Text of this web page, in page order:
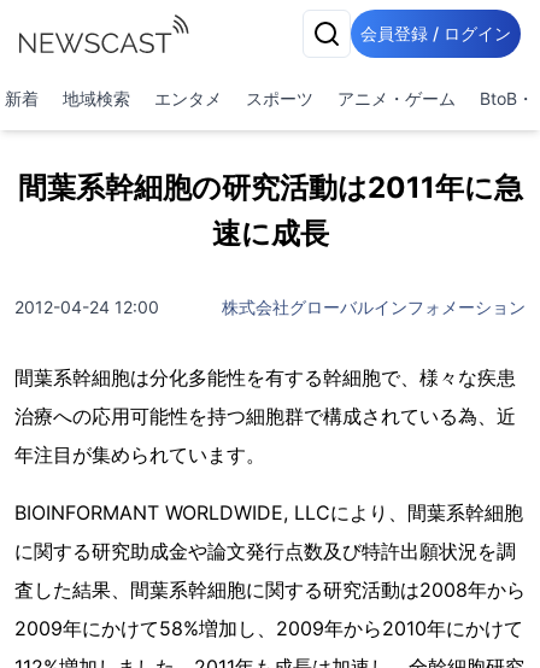
会員登録 / ログイン
新着 地域検索 エンタメ スポーツ アニメ・ゲーム BtoB・
間葉系幹細胞の研究活動は2011年に急
速に成長
2012-04-24 12:00 株式会社グローバルインフォメーション
間葉系幹細胞は分化多能性を有する幹細胞で、様々な疾患
治療への応用可能性を持つ細胞群で構成されている為、近
年注目が集められています。
BIOINFORMANT WORLDWIDE, LLCにより、間葉系幹細胞
に関する研究助成金や論文発行点数及び特許出願状況を調
査した結果、間葉系幹細胞に関する研究活動は2008年から
2009年にかけて58%増加し、2009年から2010年にかけて